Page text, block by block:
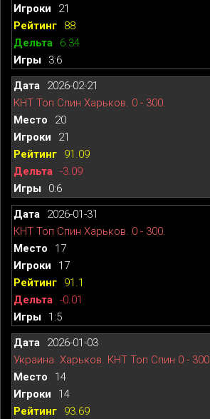
21
88
6.34
3:6
2026-02-21
КНТ Топ Спин Харьков. 0 - 300.
20
21
91.09
-3.09
0:6
2026-01-31
КНТ Топ Спин Харьков. 0 - 300.
17
17
91.1
-0.01
1:5
2026-01-03
Украина. Харьков. КНТ Топ Спин 0 - 300
14
14
93.69